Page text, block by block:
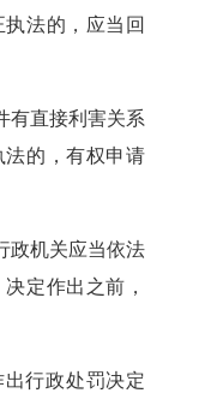
法的，应当回
有直接利害关系
的，有权申请
政机关应当依法
定作出之前，
行政处罚决定